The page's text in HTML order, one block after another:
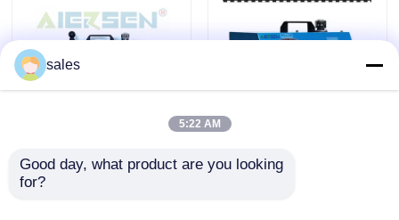
Notizie
Outletsize 1/4 pollice
a 1 pollice pompa
Pompa idraulica
sales
5:22 AM
Good day, what product are you looking
for?